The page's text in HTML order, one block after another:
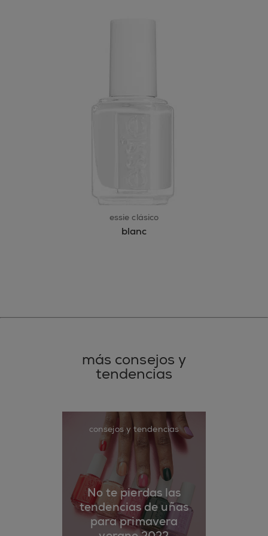
essie clásico
blanc
más consejos y
tendencias
consejos y tendencias
No te pierdas las
tendencias de uñas
para primavera